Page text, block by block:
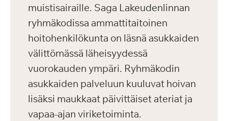
muistisairaille. Saga Lakeudenlinnan
ryhmäkodissa ammattitaitoinen
hoitohenkilökunta on läsnä asukkaiden
välittömässä läheisyydessä
vuorokauden ympäri. Ryhmäkodin
asukkaiden palveluun kuuluvat hoivan
lisäksi maukkaat päivittäiset ateriat ja
vapaa-ajan viriketoiminta.